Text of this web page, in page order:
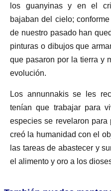
los guanyinas y en el
bajaban del cielo;
de nuestro pasado han
pinturas o dibujos que
que pasaron por la tierra y
evolución.
Los annunnakis se les
tenían que trabajar para
especies se revelaron
creó la humanidad con el
las tareas de abastecer y
el alimento y oro a los